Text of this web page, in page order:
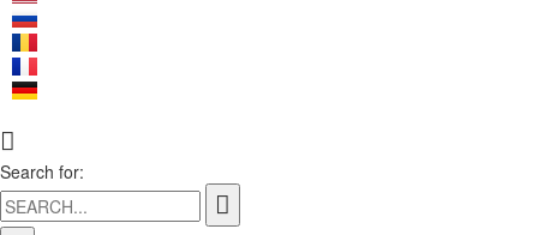
Search for: